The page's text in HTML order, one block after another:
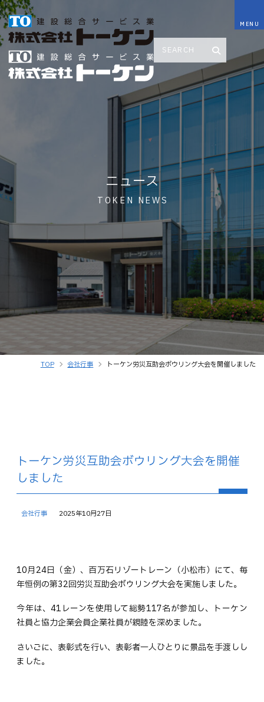
ニュース
TOKEN NEWS
TOP 会社行事 トーケン労災互助会ボウリング大会を開催しました
トーケン労災互助会ボウリング大会を開催
しました
会社行事 2025年10月27日
10月24日（金）、百万石リゾートレーン（小松市）にて、毎
年恒例の第32回労災互助会ボウリング大会を実施しました。
今年は、41レーンを使用して総勢117名が参加し、トーケン
社員と協力企業会員企業社員が親睦を深めました。
さいごに、表彰式を行い、表彰者一人ひとりに景品を手渡しし
ました。